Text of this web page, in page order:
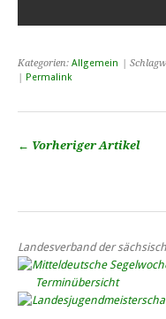
Kategorien:Allgemein |
| Permalink
← Vorheriger Artikel
Landesverband der
Terminübersicht